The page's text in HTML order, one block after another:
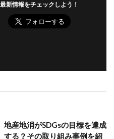
最新情報をチェックしよう！
地産地消がSDGsの目標を達成
する？その取り組み事例を紹